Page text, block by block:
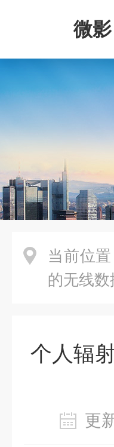
微
司
当前位置
的无线
个人辐
更